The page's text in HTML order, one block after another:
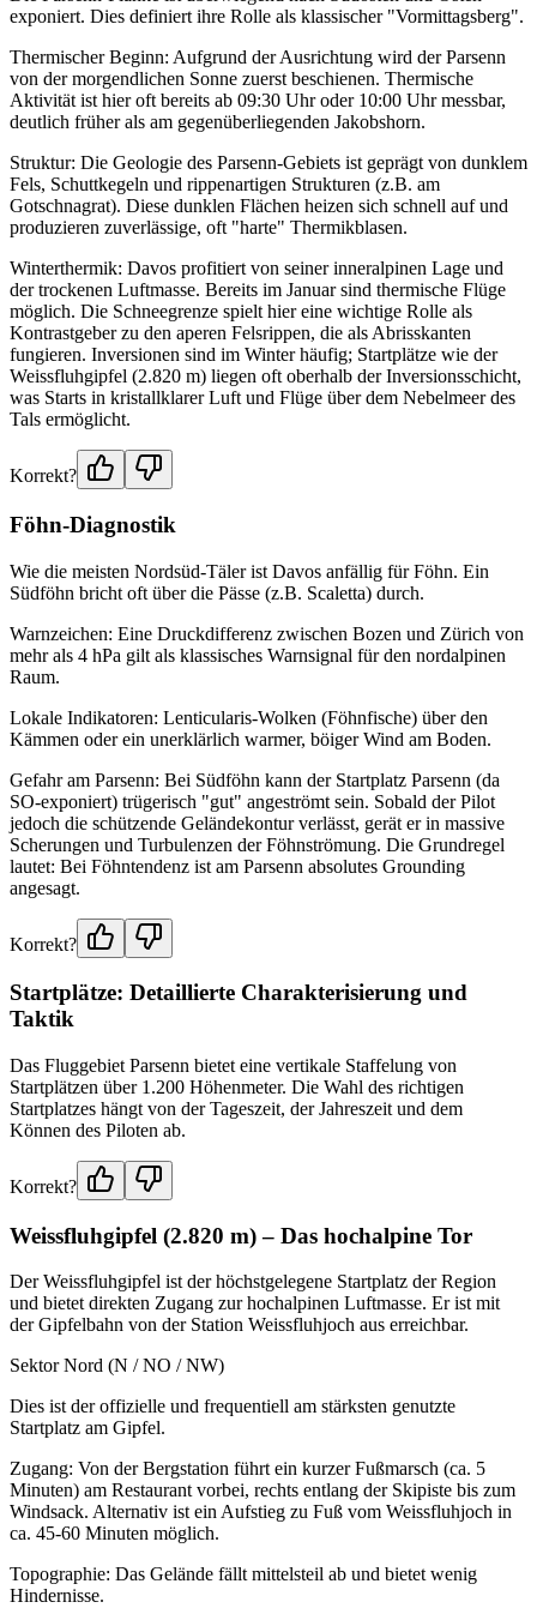
exponiert. Dies definiert ihre Rolle als klassischer "Vormittagsberg".
Thermischer Beginn: Aufgrund der Ausrichtung wird der Parsenn
von der morgendlichen Sonne zuerst beschienen. Thermische
Aktivität ist hier oft bereits ab 09:30 Uhr oder 10:00 Uhr messbar,
deutlich früher als am gegenüberliegenden Jakobshorn.
Struktur: Die Geologie des Parsenn-Gebiets ist geprägt von dunklem
Fels, Schuttkegeln und rippenartigen Strukturen (z.B. am
Gotschnagrat). Diese dunklen Flächen heizen sich schnell auf und
produzieren zuverlässige, oft "harte" Thermikblasen.
Winterthermik: Davos profitiert von seiner inneralpinen Lage und
der trockenen Luftmasse. Bereits im Januar sind thermische Flüge
möglich. Die Schneegrenze spielt hier eine wichtige Rolle als
Kontrastgeber zu den aperen Felsrippen, die als Abrisskanten
fungieren. Inversionen sind im Winter häufig; Startplätze wie der
Weissfluhgipfel (2.820 m) liegen oft oberhalb der Inversionsschicht,
was Starts in kristallklarer Luft und Flüge über dem Nebelmeer des
Tals ermöglicht.
Korrekt?
Föhn-Diagnostik
Wie die meisten Nordsüd-Täler ist Davos anfällig für Föhn. Ein
Südföhn bricht oft über die Pässe (z.B. Scaletta) durch.
Warnzeichen: Eine Druckdifferenz zwischen Bozen und Zürich von
mehr als 4 hPa gilt als klassisches Warnsignal für den nordalpinen
Raum.
Lokale Indikatoren: Lenticularis-Wolken (Föhnfische) über den
Kämmen oder ein unerklärlich warmer, böiger Wind am Boden.
Gefahr am Parsenn: Bei Südföhn kann der Startplatz Parsenn (da
SO-exponiert) trügerisch "gut" angeströmt sein. Sobald der Pilot
jedoch die schützende Geländekontur verlässt, gerät er in massive
Scherungen und Turbulenzen der Föhnströmung. Die Grundregel
lautet: Bei Föhntendenz ist am Parsenn absolutes Grounding
angesagt.
Korrekt?
Startplätze: Detaillierte Charakterisierung und
Taktik
Das Fluggebiet Parsenn bietet eine vertikale Staffelung von
Startplätzen über 1.200 Höhenmeter. Die Wahl des richtigen
Startplatzes hängt von der Tageszeit, der Jahreszeit und dem
Können des Piloten ab.
Korrekt?
Weissfluhgipfel (2.820 m) – Das hochalpine Tor
Der Weissfluhgipfel ist der höchstgelegene Startplatz der Region
und bietet direkten Zugang zur hochalpinen Luftmasse. Er ist mit
der Gipfelbahn von der Station Weissfluhjoch aus erreichbar.
Sektor Nord (N / NO / NW)
Dies ist der offizielle und frequentiell am stärksten genutzte
Startplatz am Gipfel.
Zugang: Von der Bergstation führt ein kurzer Fußmarsch (ca. 5
Minuten) am Restaurant vorbei, rechts entlang der Skipiste bis zum
Windsack. Alternativ ist ein Aufstieg zu Fuß vom Weissfluhjoch in
ca. 45-60 Minuten möglich.
Topographie: Das Gelände fällt mittelsteil ab und bietet wenig
Hindernisse.